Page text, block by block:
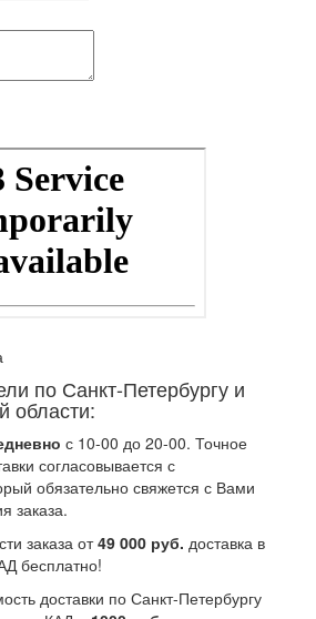
по Санкт-Петербургу и
области:
с 10-00 до 20-00. Точное
согласовывается с
обязательно свяжется с Вами
заказа.
заказа от49 000 руб. доставка в
бесплатно!
доставки по Санкт-Петербургу